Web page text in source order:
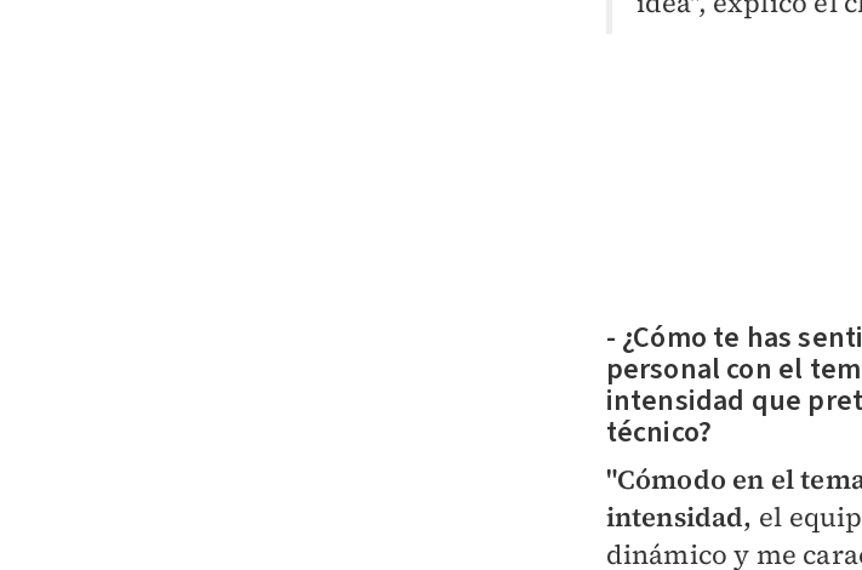
- ¿Cómo te has
personal con el
intensidad que
técnico?
"Cómodo en el
intensidad, el
dinámico y me